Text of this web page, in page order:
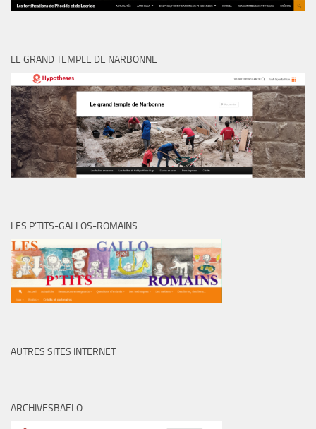
LE GRAND TEMPLE DE NARBONNE
LES P’TITS-GALLOS-ROMAINS
AUTRES SITES INTERNET
ARCHIVESBAELO